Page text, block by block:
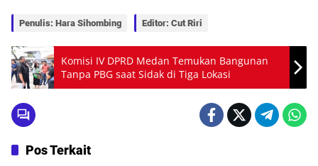
Penulis: Hara Sihombing Editor: Cut Riri
Komisi IV DPRD Medan Temukan Bangunan
Tanpa PBG saat Sidak di Tiga Lokasi
Pos Terkait